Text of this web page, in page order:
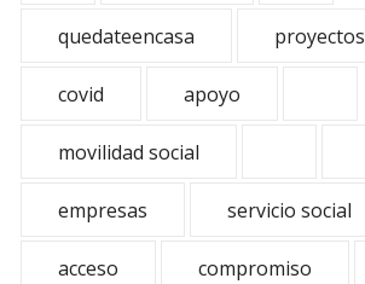
quedateencasa proyectos
covid apoyo
movilidad social
empresas servicio social
acceso compromiso